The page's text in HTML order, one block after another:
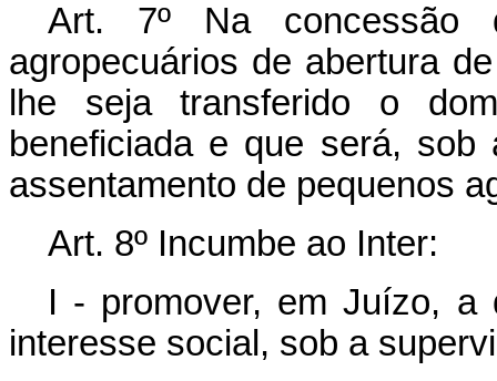
Art. 7º Na concessão
agropecuários de abertura
lhe seja transferido o
beneficiada e que será,
assentamento de pequenos
Art. 8º Incumbe ao Inter:
I - promover, em Juízo, a
interesse social, sob a